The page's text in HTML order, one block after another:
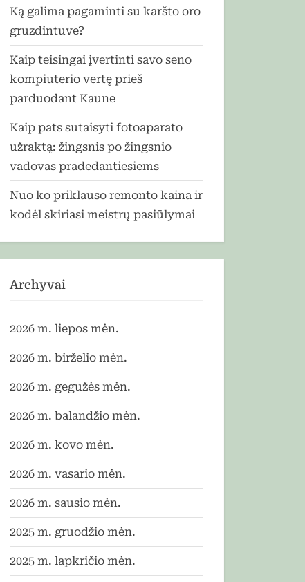
Ką galima pagaminti su karšto oro
gruzdintuve?
Kaip teisingai įvertinti savo seno
kompiuterio vertę prieš
parduodant Kaune
Kaip pats sutaisyti fotoaparato
užraktą: žingsnis po žingsnio
vadovas pradedantiesiems
Nuo ko priklauso remonto kaina ir
kodėl skiriasi meistrų pasiūlymai
Archyvai
2026 m. liepos mėn.
2026 m. birželio mėn.
2026 m. gegužės mėn.
2026 m. balandžio mėn.
2026 m. kovo mėn.
2026 m. vasario mėn.
2026 m. sausio mėn.
2025 m. gruodžio mėn.
2025 m. lapkričio mėn.